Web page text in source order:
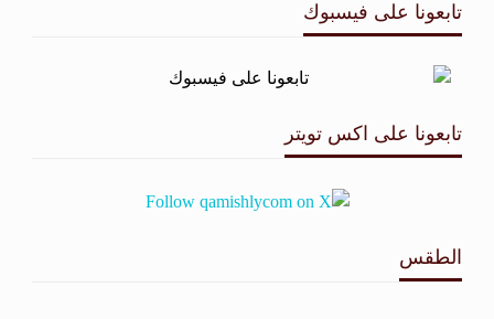
تابعونا على فيسبوك
تابعونا على اكس تويتر
الطقس